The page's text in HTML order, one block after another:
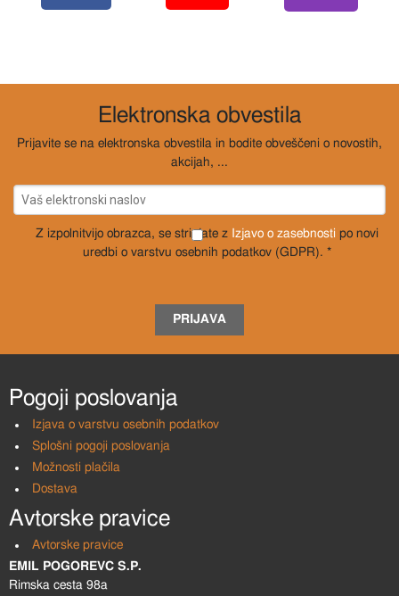
Elektronska obvestila
Prijavite se na elektronska obvestila in bodite obveščeni o novostih,
akcijah, ...
Z izpolnitvijo obrazca, se strinjate z Izjavo o zasebnosti po novi
uredbi o varstvu osebnih podatkov (GDPR). *
PRIJAVA
Pogoji poslovanja
Izjava o varstvu osebnih podatkov
Splošni pogoji poslovanja
Možnosti plačila
Dostava
Avtorske pravice
Avtorske pravice
EMIL POGOREVC S.P.
Rimska cesta 98a